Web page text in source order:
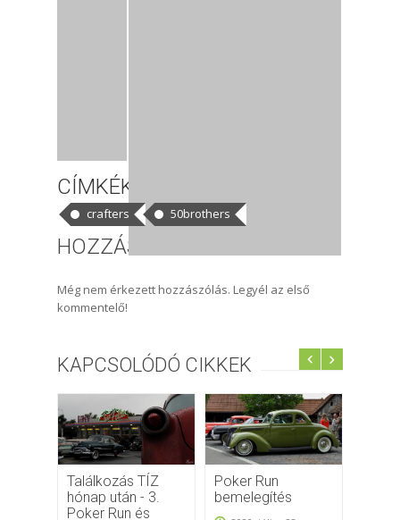
CÍMKÉK
crafters 50brothers
HOZZÁSZÓLÁSOK
Még nem érkezett hozzászólás. Legyél az első
kommentelő!
KAPCSOLÓDÓ CIKKEK
Találkozás TÍZ
hónap után - 3.
Poker Run és
Poker Run
bemelegítés